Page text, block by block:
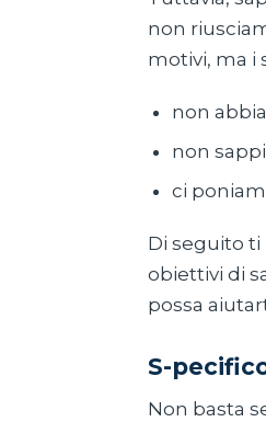
non
motivi, ma i
non
non
ci
Di seguito
obiettivi di
possa
S-
Non basta